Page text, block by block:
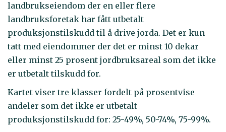
landbrukseiendom der en eller flere
landbruksforetak har fått utbetalt
produksjonstilskudd til å drive jorda. Det er kun
tatt med eiendommer der det er minst 10 dekar
eller minst 25 prosent jordbruksareal som det ikke
er utbetalt tilskudd for.
Kartet viser tre klasser fordelt på prosentvise
andeler som det ikke er utbetalt
produksjonstilskudd for: 25-49%, 50-74%, 75-99%.